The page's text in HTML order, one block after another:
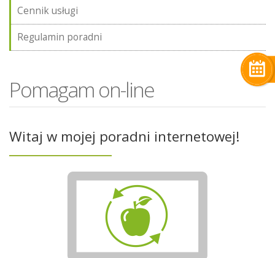
Cennik usługi
Regulamin poradni
Pomagam on-line
Witaj w mojej poradni internetowej!